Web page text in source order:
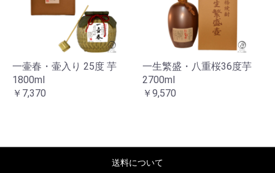
一壷春・壷入り 25度 芋
1800ml
￥7,370
一生繁盛・八重桜36度芋
2700ml
￥9,570
送料について